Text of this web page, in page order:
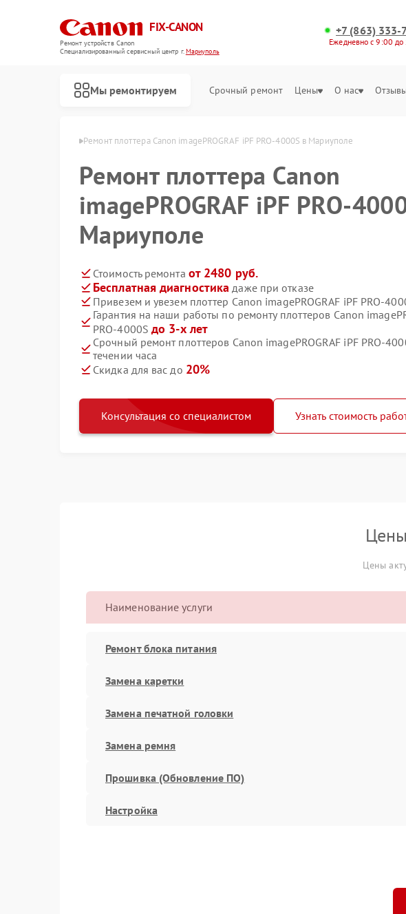
FIX-CANON
Ремонт устройств Canon
Специализированный cервисный центр г.Мариуполь
+7 (863) 333-
Ежедневно с 9:00
Мы ремонтируем Срочный ремонт Цены О нас
в Мариуполе Ремонт плоттера Canon imagePROGRAF iPF PRO-4000S в Мариуполе
Ремонт плоттера Canon
imagePROGRAF iPF PRO-
Мариуполе
Стоимость ремонта от 2480 руб.
Бесплатная диагностика даже при отказе
Привезем и увезем плоттер Canon imagePROGRAF iPF PRO-
Гарантия на наши работы по ремонту плоттеров Canon
PRO-4000S до 3-х лет
Срочный ремонт плоттеров Canon imagePROGRAF iPF PRO-
течении часа
Скидка для вас до 20%
Консультация со специалистом Узнать стоимость
Цены
Наименование услуги
Ремонт блока питания
Замена каретки
Замена печатной головки
Замена ремня
Прошивка (Обновление ПО)
Настройка